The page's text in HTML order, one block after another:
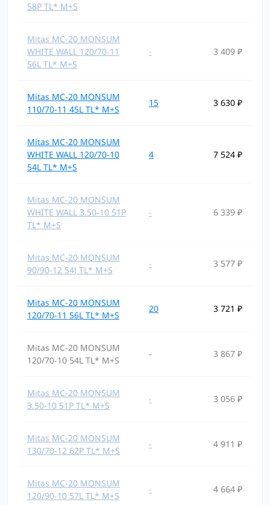
58P TL* M+S
Mitas MC-20 MONSUM
WHITE WALL 120/70-11
56L TL* M+S
- 3 409 ₽
Mitas MC-20 MONSUM
110/70-11 45L TL* M+S
15 3 630 ₽
Mitas MC-20 MONSUM
WHITE WALL 120/70-10
54L TL* M+S
4 7 524 ₽
Mitas MC-20 MONSUM
WHITE WALL 3.50-10 51P
TL* M+S
- 6 339 ₽
Mitas MC-20 MONSUM
90/90-12 54J TL* M+S
- 3 577 ₽
Mitas MC-20 MONSUM
120/70-11 56L TL* M+S
20 3 721 ₽
Mitas MC-20 MONSUM
120/70-10 54L TL* M+S
- 3 867 ₽
Mitas MC-20 MONSUM
3.50-10 51P TL* M+S
- 3 056 ₽
Mitas MC-20 MONSUM
130/70-12 62P TL* M+S
- 4 911 ₽
Mitas MC-20 MONSUM
120/90-10 57L TL* M+S
- 4 664 ₽